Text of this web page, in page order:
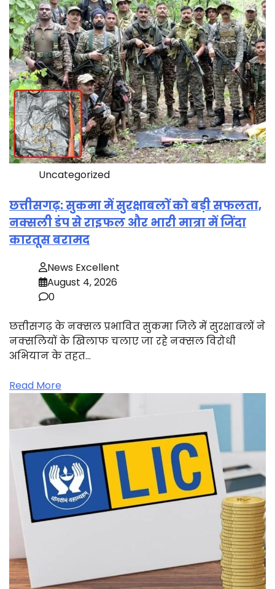
Uncategorized
छत्तीसगढ़: सुकमा में सुरक्षाबलों को बड़ी सफलता,
नक्सली डंप से राइफल और भारी मात्रा में जिंदा
कारतूस बरामद
News Excellent
August 4, 2026
0
छत्तीसगढ़ के नक्सल प्रभावित सुकमा जिले में सुरक्षाबलों ने
नक्सलियों के खिलाफ चलाए जा रहे नक्सल विरोधी
अभियान के तहत…
Read More